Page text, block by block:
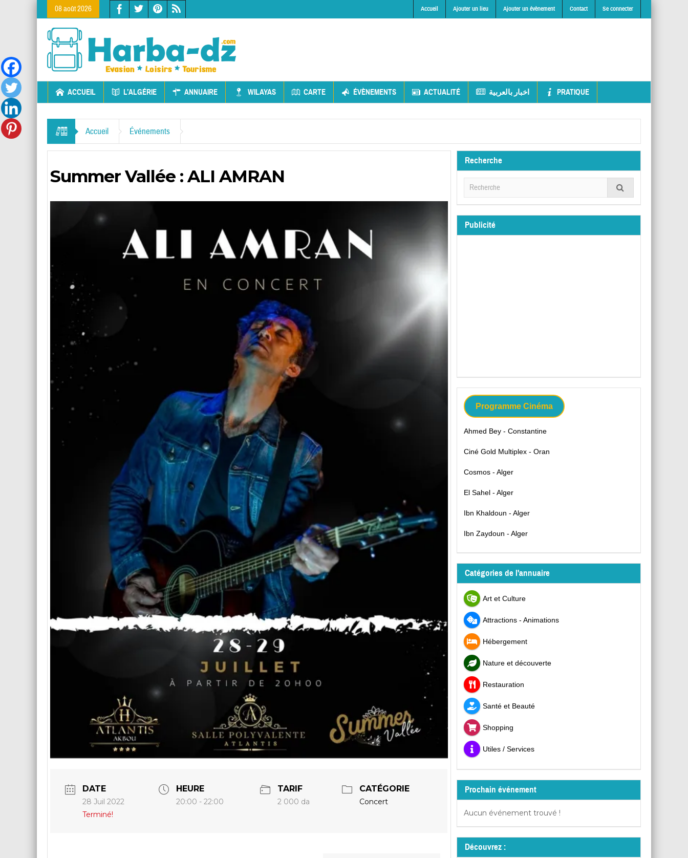
08 août 2026 Accueil Ajouter un lieu Ajouter un évènement Contact Se connecter
ACCUEIL L’ALGÉRIE ANNUAIRE WILAYAS CARTE ÉVÈNEMENTS ACTUALITÉ اخبار بالعربية PRATIQUE
Accueil Événements
Summer Vallée : ALI AMRAN
DATE
28 Juil 2022
Terminé!
HEURE
20:00 - 22:00
TARIF
2 000 da
CATÉGORIE
Concert
Recherche
Publicité
Programme Cinéma
Ahmed Bey - Constantine
Ciné Gold Multiplex - Oran
Cosmos - Alger
El Sahel - Alger
Ibn Khaldoun - Alger
Ibn Zaydoun - Alger
Catégories de l'annuaire
Art et Culture
Attractions - Animations
Hébergement
Nature et découverte
Restauration
Santé et Beauté
Shopping
Utiles / Services
Prochain événement
Aucun événement trouvé !
Découvrez :